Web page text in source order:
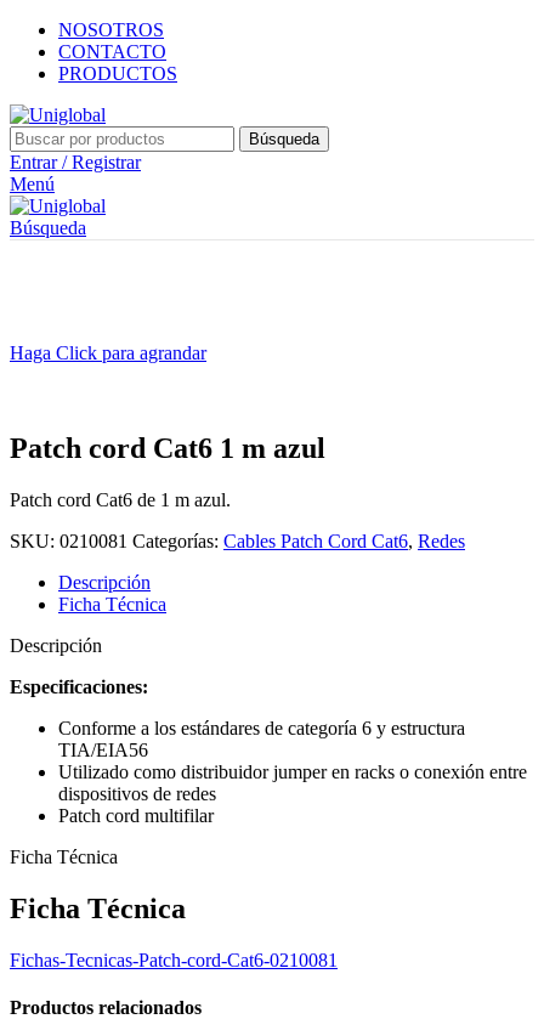
NOSOTROS
CONTACTO
PRODUCTOS
Búsqueda
Entrar / Registrar
Menú
Búsqueda
Haga Click para agrandar
Patch cord Cat6 1 m azul
Patch cord Cat6 de 1 m azul.
SKU: 0210081 Categorías: Cables Patch Cord Cat6, Redes
Descripción
Ficha Técnica
Descripción
Especificaciones:
Conforme a los estándares de categoría 6 y estructura
TIA/EIA56
Utilizado como distribuidor jumper en racks o conexión entre
dispositivos de redes
Patch cord multifilar
Ficha Técnica
Ficha Técnica
Fichas-Tecnicas-Patch-cord-Cat6-0210081
Productos relacionados